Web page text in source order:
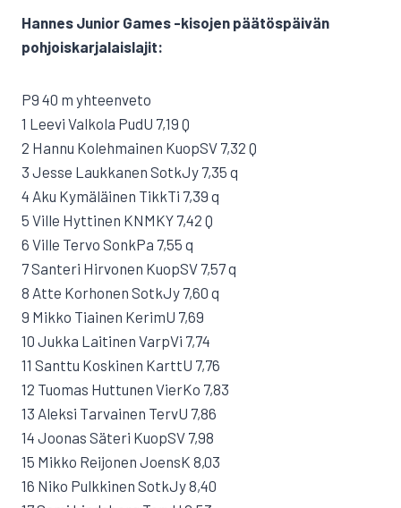
Hannes Junior Games -kisojen päätöspäivän
pohjoiskarjalaislajit:
P9 40 m yhteenveto
1 Leevi Valkola PudU 7,19 Q
2 Hannu Kolehmainen KuopSV 7,32 Q
3 Jesse Laukkanen SotkJy 7,35 q
4 Aku Kymäläinen TikkTi 7,39 q
5 Ville Hyttinen KNMKY 7,42 Q
6 Ville Tervo SonkPa 7,55 q
7 Santeri Hirvonen KuopSV 7,57 q
8 Atte Korhonen SotkJy 7,60 q
9 Mikko Tiainen KerimU 7,69
10 Jukka Laitinen VarpVi 7,74
11 Santtu Koskinen KarttU 7,76
12 Tuomas Huttunen VierKo 7,83
13 Aleksi Tarvainen TervU 7,86
14 Joonas Säteri KuopSV 7,98
15 Mikko Reijonen JoensK 8,03
16 Niko Pulkkinen SotkJy 8,40